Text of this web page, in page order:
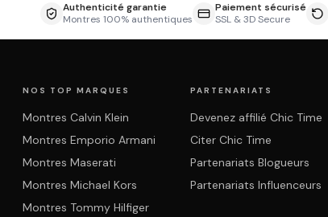
Authenticité garantie
Montres 100% authentiques
Paiement sécurisé
SSL & 3D Secure
NOS TOP MARQUES
Montres Calvin Klein
Montres Emporio Armani
Montres Maserati
Montres Michael Kors
Montres Tommy Hilfiger
PARTENARIATS
Devenez affilié Chic Time
Citer Chic Time
Partenariats Blogueurs
Partenariats Influenceurs